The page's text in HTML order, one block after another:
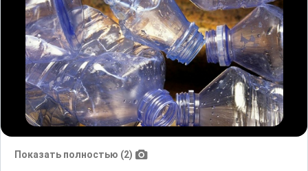
Показать полностью (2)